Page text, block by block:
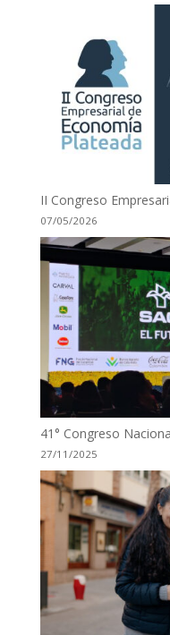
II Congreso
07/05/2026
41° Congreso
27/11/2025